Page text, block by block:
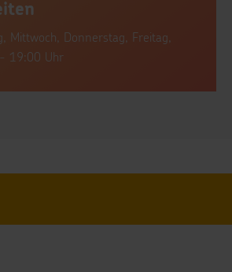
Mittwoch, Donnerstag, Freitag,
19:00 Uhr